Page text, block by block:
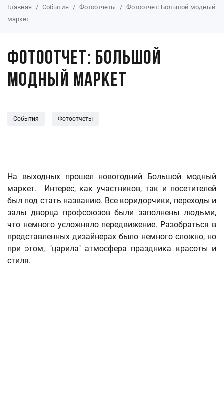
Главная События Фотоотчеты
Фотоотчет: Большой модный
маркет
Фотоотчет: Большой
модный маркет
События Фотоотчеты
На выходных прошел новогодний Большой модный
маркет. Интерес, как участников, так и посетителей
был под стать названию. Все коридорчики, переходы и
залы дворца профсоюзов были заполнены людьми,
что немного усложняло передвижение. Разобраться в
представленных дизайнерах было немного сложно, но
при этом, "царила" атмосфера праздника красоты и
стиля.